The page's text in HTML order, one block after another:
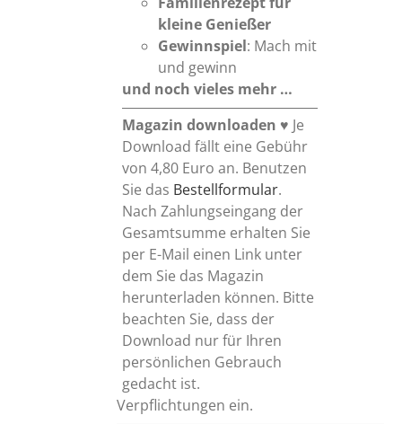
kleine Genießer
Gewinnspiel: Mach mit
und gewinn
und noch vieles mehr …
Magazin downloaden ♥ Je
Download fällt eine Gebühr
von 4,80 Euro an. Benutzen
Sie das Bestellformular.
Nach Zahlungseingang der
Gesamtsumme erhalten Sie
per E-Mail einen Link unter
dem Sie das Magazin
herunterladen können. Bitte
beachten Sie, dass der
Download nur für Ihren
persönlichen Gebrauch
gedacht ist.
Verpflichtungen ein.